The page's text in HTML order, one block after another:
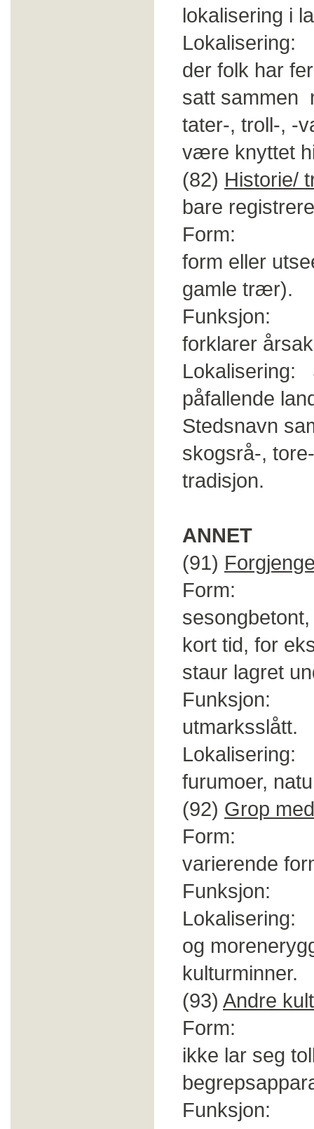
lokalisering i
Lokalisering:
der folk har
satt sammen
tater-, troll-, -
være knyttet
(82) Historie/
bare
Form:
form eller
gamle trær).
Funksjon:
forklarer
Lokalisering:
påfallende
Stedsnavn
skogsrå-,
tradisjon.
ANNET
(91)
Form:
kort tid, for
staur lagret
Funksjon:
utmarksslått.
Lokalisering:
furumoer,
(92) Grop
Form:
varierende
Funksjon:
Lokalisering:
og
kulturminner.
(93) Andre
Form: Alle
ikke lar seg
Funksjon: